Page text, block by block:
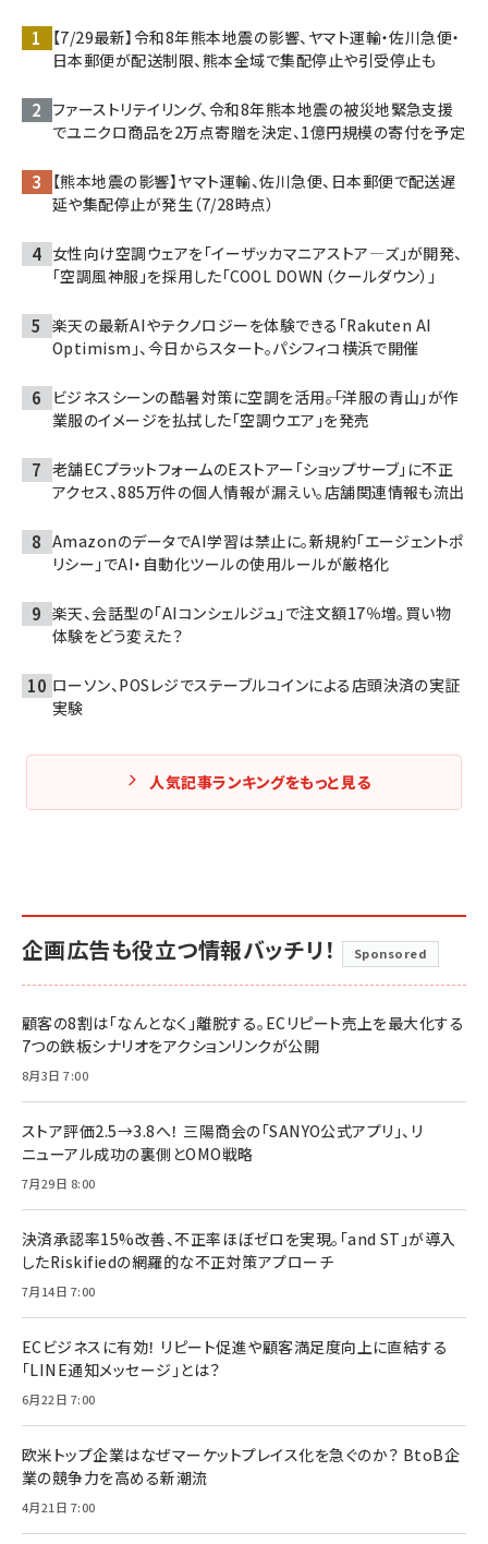
【7/29最新】令和8年熊本地震の影響、ヤマト運輸・佐川急便・
日本郵便が配送制限、熊本全域で集配停止や引受停止も
ファーストリテイリング、令和8年熊本地震の被災地緊急支援
でユニクロ商品を2万点寄贈を決定、1億円規模の寄付を予定
【熊本地震の影響】ヤマト運輸、佐川急便、日本郵便で配送遅
延や集配停止が発生（7/28時点）
女性向け空調ウェアを「イーザッカマニアストア―ズ」が開発、
「空調風神服」を採用した「COOL DOWN（クールダウン）」
楽天の最新AIやテクノロジーを体験できる「Rakuten AI
Optimism」、今日からスタート。パシフィコ横浜で開催
ビジネスシーンの酷暑対策に空調を活用――。「洋服の青山」が作
業服のイメージを払拭した「空調ウエア」を発売
老舗ECプラットフォームのEストアー「ショップサーブ」に不正
アクセス、885万件の個人情報が漏えい。店舗関連情報も流出
AmazonのデータでAI学習は禁止に。新規約「エージェントポ
リシー」でAI・自動化ツールの使用ルールが厳格化
楽天、会話型の「AIコンシェルジュ」で注文額17％増。買い物
体験をどう変えた？
ローソン、POSレジでステーブルコインによる店頭決済の実証
実験
人気記事ランキングをもっと見る
企画広告も役立つ情報バッチリ！ Sponsored
顧客の8割は「なんとなく」離脱する。ECリピート売上を最大化する
7つの鉄板シナリオをアクションリンクが公開
8月3日 7:00
ストア評価2.5→3.8へ！ 三陽商会の「SANYO公式アプリ」、リ
ニューアル成功の裏側とOMO戦略
7月29日 8:00
決済承認率15%改善、不正率ほぼゼロを実現。「and ST」が導入
したRiskifiedの網羅的な不正対策アプローチ
7月14日 7:00
ECビジネスに有効！ リピート促進や顧客満足度向上に直結する
「LINE通知メッセージ」とは？
6月22日 7:00
欧米トップ企業はなぜマーケットプレイス化を急ぐのか？ BtoB企
業の競争力を高める新潮流
4月21日 7:00